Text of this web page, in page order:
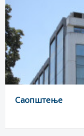
Саопштење